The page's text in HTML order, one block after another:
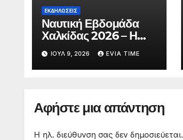
ΕΚΔΗΛΩΣΕΙΣ
Ναυτική Εβδομάδα
Χαλκίδας 2026 – Η
Χαλκίδα γιορτάζει
ΙΟΎΛ 9, 2026 EVIA TIME
Αφήστε μια απάντηση
Η ηλ. διεύθυνση σας δεν δημοσιεύεται.